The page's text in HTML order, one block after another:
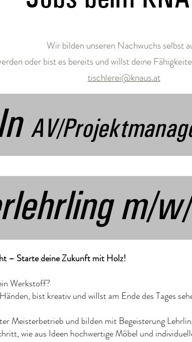
Wir bilden unseren Nachwuchs selbst
oder bist es bereits und willst deine
tischlerei@knaus.at
AV/
m/
– Starte deine Zukunft mit Holz!
Werkstoff?
bist kreativ und willst am Ende des Tages
Meisterbetrieb und bilden mit Begeisterung
wie aus Ideen hochwertige Möbel und